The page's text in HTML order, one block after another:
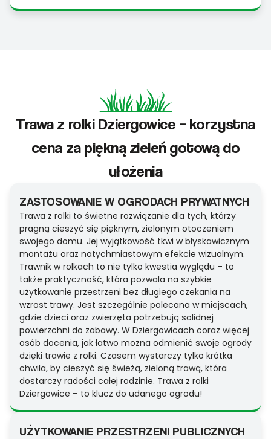
Trawa z rolki Dziergowice – korzystna
cena za piękną zieleń gotową do
ułożenia
ZASTOSOWANIE W OGRODACH PRYWATNYCH
Trawa z rolki to świetne rozwiązanie dla tych, którzy
pragną cieszyć się pięknym, zielonym otoczeniem
swojego domu. Jej wyjątkowość tkwi w błyskawicznym
montażu oraz natychmiastowym efekcie wizualnym.
Trawnik w rolkach to nie tylko kwestia wyglądu – to
także praktyczność, która pozwala na szybkie
użytkowanie przestrzeni bez długiego czekania na
wzrost trawy. Jest szczególnie polecana w miejscach,
gdzie dzieci oraz zwierzęta potrzebują solidnej
powierzchni do zabawy. W Dziergowicach coraz więcej
osób docenia, jak łatwo można odmienić swoje ogrody
dzięki trawie z rolki. Czasem wystarczy tylko krótka
chwila, by cieszyć się świeżą, zieloną trawą, która
dostarczy radości całej rodzinie. Trawa z rolki
Dziergowice – to klucz do udanego ogrodu!
UŻYTKOWANIE PRZESTRZENI PUBLICZNYCH